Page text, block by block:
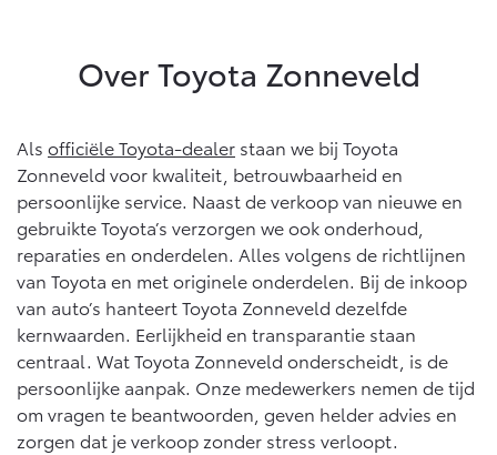
Over Toyota Zonneveld
Als officiële Toyota-dealer staan we bij Toyota
Zonneveld voor kwaliteit, betrouwbaarheid en
persoonlijke service. Naast de verkoop van nieuwe en
gebruikte Toyota’s verzorgen we ook onderhoud,
reparaties en onderdelen. Alles volgens de richtlijnen
van Toyota en met originele onderdelen. Bij de inkoop
van auto’s hanteert Toyota Zonneveld dezelfde
kernwaarden. Eerlijkheid en transparantie staan
centraal. Wat Toyota Zonneveld onderscheidt, is de
persoonlijke aanpak. Onze medewerkers nemen de tijd
om vragen te beantwoorden, geven helder advies en
zorgen dat je verkoop zonder stress verloopt.